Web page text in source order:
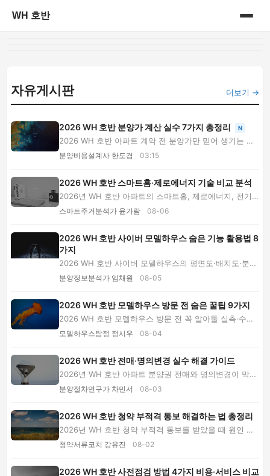
WH 호반
자유게시판
2026 WH 호반 분양가 계산 실수 7가지 총정리 N
2026 WH 호반 아파트 계약 전 분양가만 믿어 생기는 실
패 사례 7가지를 살펴봅니다. 확장비, 옵션, 대출...
분양비용설계사 한도겸 03:15
2026 WH 호반 스마트홈·제로에너지 기술 비교 분석
2026년 WH 호반 아파트의 스마트홈, 제로에너지, 전기
차 충전, 보안 기술 흐름을 비교하고 모델하우스와...
스마트주거분석가 윤가람 08-06
2026 WH 호반 사이버 모델하우스 숨은 기능 활용법 8
가지
2026 WH 호반 사이버 모델하우스의 평면도·배치도·분양
가표를 함께 읽는 숨은 활용법 8가지를 소개합니...
분양정보분석가 임채원 08-05
2026 WH 호반 모델하우스 방문 전 숨은 꿀팁 9가지
2026 WH 호반 모델하우스 방문 전 꼭 알아둘 실측·수납·
가전 동선·유상옵션 확인법을 소개합니다. 기본 ...
모델하우스탐정 정시우 08-04
2026 WH 호반 전매·명의변경 실수 해결 가이드
2026년 WH 호반 아파트 분양권 전매와 명의변경이 막히
는 원인을 진단하고, 공고문 확인부터 거래신고·...
분양절차연구가 차민서 08-03
2026 WH 호반 청약 부적격 통보 해결하는 법 총정리
2026년 WH 호반 청약 부적격 통보를 받았을 때 원인 확
인부터 소명자료 준비, 제출 절차, 계약 전 점검...
청약서류코치 강유진 08-02
2026 WH 호반 사전점검 방법 4가지 비용·서비스 비교
더보기 →